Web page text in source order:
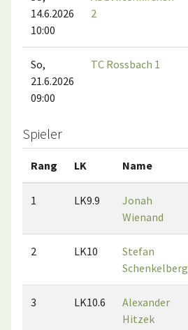
14.6.2026
10:00
2
So,
21.6.2026
09:00
TC Rossbach 1
Spieler
Rang LK Name
1 LK9.9
Jonah
Wienand
2 LK10
Stefan
Schenkelberg
3 LK10.6
Alexander
Hitzek